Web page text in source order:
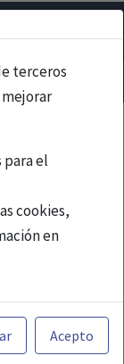
terceros
para el
cookies,
en
Web está
y, por
legalmente
Acepto